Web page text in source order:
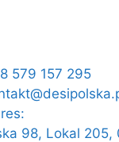
579 157 295
98, Lokal 205,